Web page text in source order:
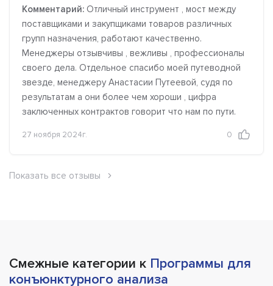
Комментарий: Отличный инструмент , мост между
поставщиками и закупщиками товаров различных
групп назначения, работают качественно.
Менеджеры отзывчивы , вежливы , профессионалы
своего дела. Отдельное спасибо моей путеводной
звезде, менеджеру Анастасии Путеевой, судя по
результатам а они более чем хороши , цифра
заключенных контрактов говорит что нам по пути.
27 ноября 2024г. 0
Показать все отзывы
Смежные категории к Программы для
конъюнктурного анализа